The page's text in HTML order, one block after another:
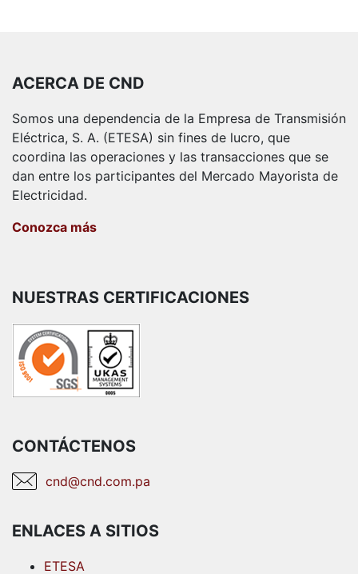
ACERCA DE CND
Somos una dependencia de la Empresa de Transmisión
Eléctrica, S. A. (ETESA) sin fines de lucro, que
coordina las operaciones y las transacciones que se
dan entre los participantes del Mercado Mayorista de
Electricidad.
Conozca más
NUESTRAS CERTIFICACIONES
CONTÁCTENOS
cnd@cnd.com.pa
ENLACES A SITIOS
ETESA